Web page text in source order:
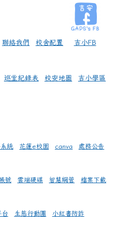
聯絡我們 校舍配置 吉小FB
巡堂紀錄表 校安地圖 吉小學區
統 花蓮e校園 canva 處務公告
號 雲端硬碟 智慧網管 檔案下載
台 生態行動團 小紅書防詐